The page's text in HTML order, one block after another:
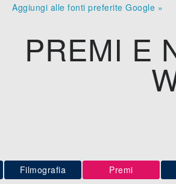
Aggiungi alle fonti preferite Google »
PREMI E
Filmografia Premi